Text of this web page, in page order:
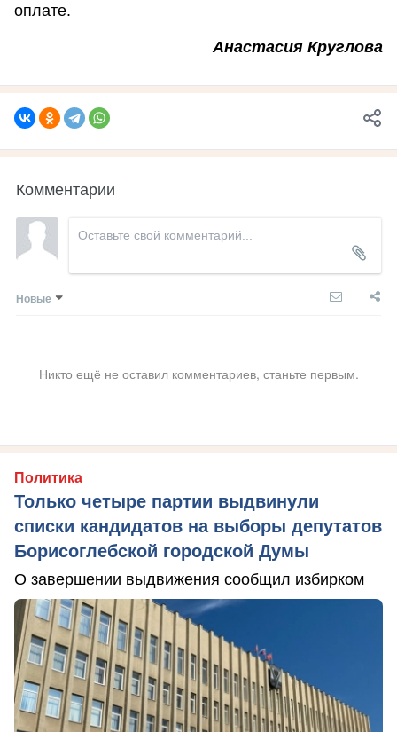
оплате.
Анастасия Круглова
Комментарии
Новые
Никто ещё не оставил комментариев, станьте первым.
Политика
Только четыре партии выдвинули
списки кандидатов на выборы депутатов
Борисоглебской городской Думы
О завершении выдвижения сообщил избирком